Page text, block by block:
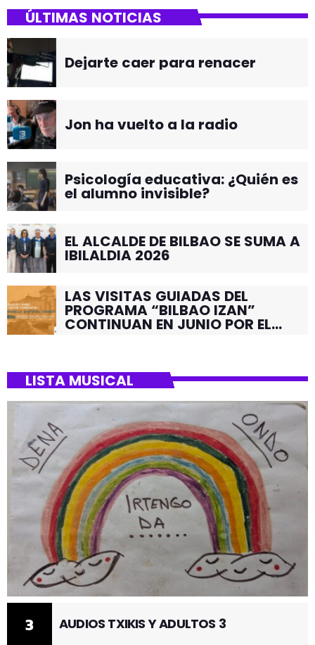
ÚLTIMAS NOTICIAS
Dejarte caer para renacer
Jon ha vuelto a la radio
Psicología educativa: ¿Quién es
el alumno invisible?
EL ALCALDE DE BILBAO SE SUMA A
IBILALDIA 2026
LAS VISITAS GUIADAS DEL
PROGRAMA “BILBAO IZAN”
CONTINUAN EN JUNIO POR EL
LISTA MUSICAL
3 AUDIOS TXIKIS Y ADULTOS 3